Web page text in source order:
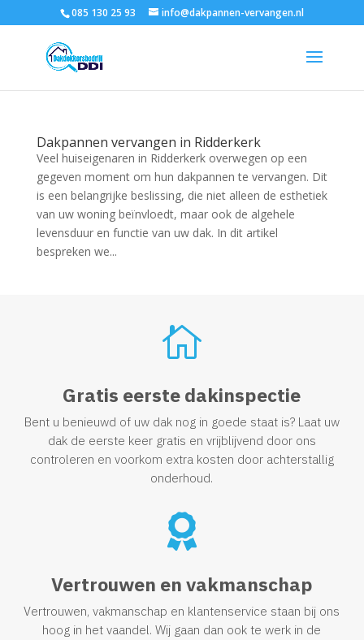
085 130 25 93 info@dakpannen-vervangen.nl
Dakpannen vervangen in Ridderkerk
Veel huiseigenaren in Ridderkerk overwegen op een
gegeven moment om hun dakpannen te vervangen. Dit
is een belangrijke beslissing, die niet alleen de esthetiek
van uw woning beïnvloedt, maar ook de algehele
levensduur en functie van uw dak. In dit artikel
bespreken we...

Gratis eerste dakinspectie
Bent u benieuwd of uw dak nog in goede staat is? Laat uw
dak de eerste keer gratis en vrijblijvend door ons
controleren en voorkom extra kosten door achterstallig
onderhoud.

Vertrouwen en vakmanschap
Vertrouwen, vakmanschap en klantenservice staan bij ons
hoog in het vaandel. Wij gaan dan ook te werk in de